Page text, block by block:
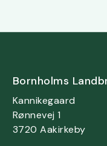
Bornholms
Kannikegaard
Rønnevej 1
3720 Aakirkeby